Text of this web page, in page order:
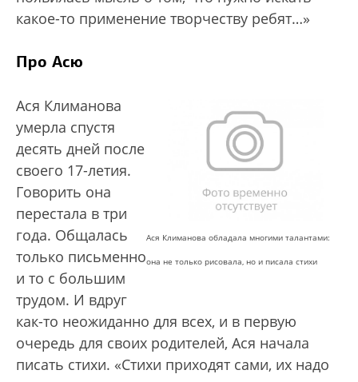
какое-то применение творчеству ребят…»
Про Асю
Ася Климанова обладала многими талантами:
она не только рисовала, но и писала стихи
Ася Климанова
умерла спустя
десять дней после
своего 17-летия.
Говорить она
перестала в три
года. Общалась
только письменно
и то с большим
трудом. И вдруг
как-то неожиданно для всех, и в первую
очередь для своих родителей, Ася начала
писать стихи. «Стихи приходят сами, их надо